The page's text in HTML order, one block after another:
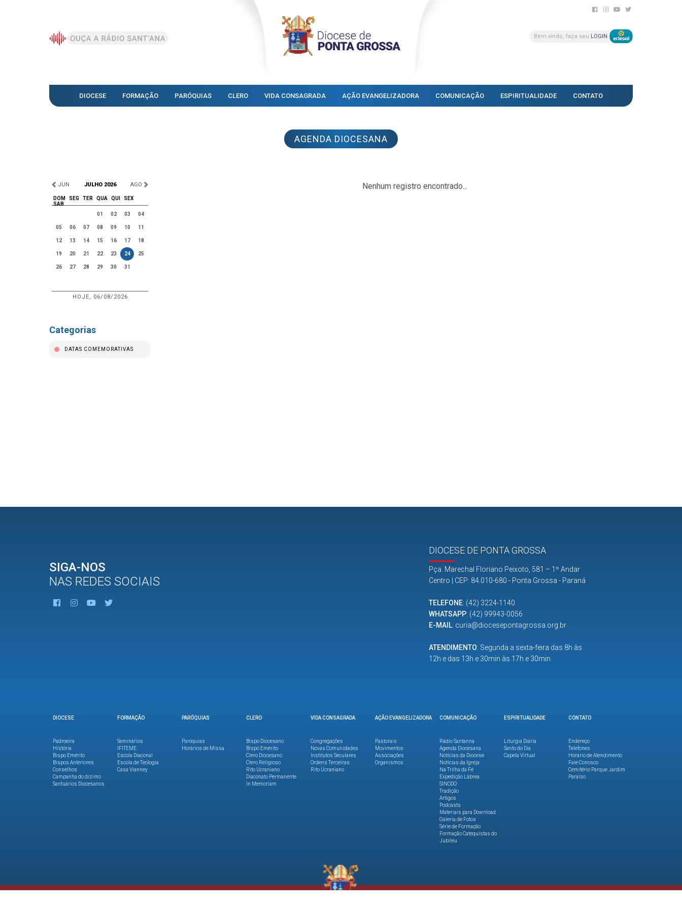
Bem vindo, faça seu LOGIN
DIOCESE FORMAÇÃO PARÓQUIAS CLERO VIDA CONSAGRADA AÇÃO EVANGELIZADORA COMUNICAÇÃO ESPIRITUALIDADE CONTATO
AGENDA DIOCESANA
JUN JULHO 2026 AGO
DOM SEG TER QUA QUI
SEX
SAB
01
02 03 04
05 06 07 08 09 10 11
12 13 14 15 16 17 18
19 20 21 22 23 24 25
26 27 28 29 30 31
HOJE, 06/08/2026
Categorias
DATAS COMEMORATIVAS
Nenhum registro encontrado...
SIGA-NOS
NAS REDES SOCIAIS
DIOCESE DE PONTA GROSSA
Pça. Marechal Floriano Peixoto, 581 – 1º Andar
Centro | CEP: 84.010-680 - Ponta Grossa - Paraná
TELEFONE: (42) 3224-1140
WHATSAPP: (42) 99943-0056
E-MAIL: curia@diocesepontagrossa.org.br
ATENDIMENTO: Segunda a sexta-feira das 8h às
12h e das 13h e 30min às 17h e 30min
DIOCESE
Padroeira
História
Bispo Emérito
Bispos Anteriores
Conselhos
Campanha do dízimo
Santuários Diocesanos
FORMAÇÃO
Seminários
IFITEME
Escola Diaconal
Escola de Teologia
Casa Vianney
PARÓQUIAS
Paróquias
Horários de Missa
CLERO
Bispo Diocesano
Bispo Emérito
Clero Diocesano
Clero Religioso
Rito Ucraniano
Diaconato Permanente
In Memoriam
VIDA CONSAGRADA
Congregações
Novas Comunidades
Institutos Seculares
Ordens Terceiras
Rito Ucraniano
AÇÃO EVANGELIZADORA
Pastorais
Movimentos
Associações
Organismos
COMUNICAÇÃO
Rádio Santanna
Agenda Diocesana
Notícias da Diocese
Notícias da Igreja
Na Trilha da Fé
Expedição Lábrea
SINODO
Tradição
Artigos
Podcasts
Materiais para Download
Galeria de Fotos
Série de Formação
Formação Catequistas do
Jubileu
ESPIRITUALIDADE
Liturgia Diária
Santo do Dia
Capela Virtual
CONTATO
Endereço
Telefones
Horário de Atendimento
Fale Conosco
Cemitério Parque Jardim
Paraíso